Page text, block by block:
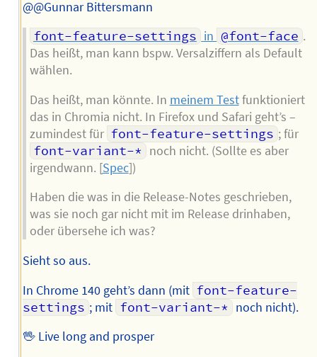
@@Gunnar Bittersmann
font-feature-settings in @font-face .
Das heißt, man kann bspw. Versalziffern als Default
wählen.
Das heißt, man könnte. In meinem Testfunktioniert
das in Chromia nicht. In Firefox und Safari geht’s –
zumindest für font-feature-settings ; für
font-variant-* noch nicht. (Sollte es aber
irgendwann. [Spec])
Haben die was in die Release-Notes geschrieben,
was sie noch gar nicht mit im Release drinhaben,
oder übersehe ich was?
Sieht so aus.
In Chrome 140 geht’s dann (mit font-feature-
settings ; mit font-variant-* noch nicht).
🖖 Live long and prosper